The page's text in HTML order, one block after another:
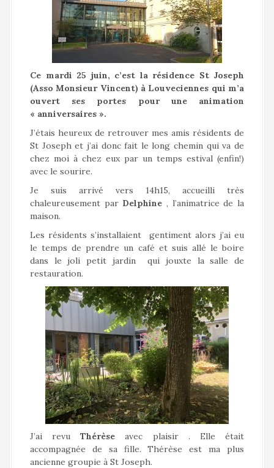
Ce mardi 25 juin, c’est la résidence St Joseph
(Asso Monsieur Vincent) à Louveciennes qui m’a
ouvert ses portes pour une animation
« anniversaires ».
J’étais heureux de retrouver mes amis résidents de
St Joseph et j’ai donc fait le long chemin qui va de
chez moi à chez eux par un temps estival (enfin!)
avec le sourire.
Je suis arrivé vers 14h15, accueilli très
chaleureusement par Delphine , l’animatrice de la
maison.
Les résidents s’installaient gentiment alors j’ai eu
le temps de prendre un café et suis allé le boire
dans le joli petit jardin qui jouxte la salle de
restauration.
J’ai revuThérèse avec plaisir . Elle était
accompagnée de sa fille. Thérèse est ma plus
ancienne groupie à St Joseph.